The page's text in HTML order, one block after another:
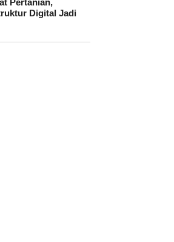
Pertanian,
Digital Jadi